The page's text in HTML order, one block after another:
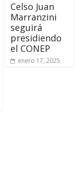
Celso Juan
Marranzini
seguirá
presidiendo
el CONEP
enero 17, 2025